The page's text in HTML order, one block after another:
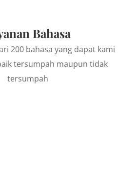
Bahasa
200 bahasa yang dapat kami
tersumpah maupun tidak
tersumpah